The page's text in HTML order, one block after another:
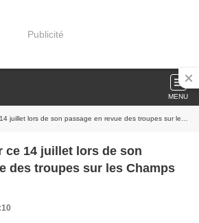
Publicité
MENU
de son passage en revue des troupes sur les Champs Élysées (Vidéo)
ce 14 juillet lors de son
des troupes sur les Champs